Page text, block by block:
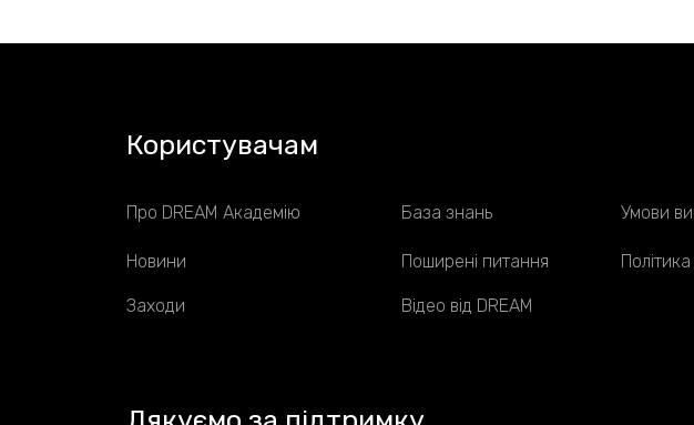
Користувачам
Про DREAM Академію
Новини
Умови
Заходи
База знань
Поширені питання
Відео від DREAM